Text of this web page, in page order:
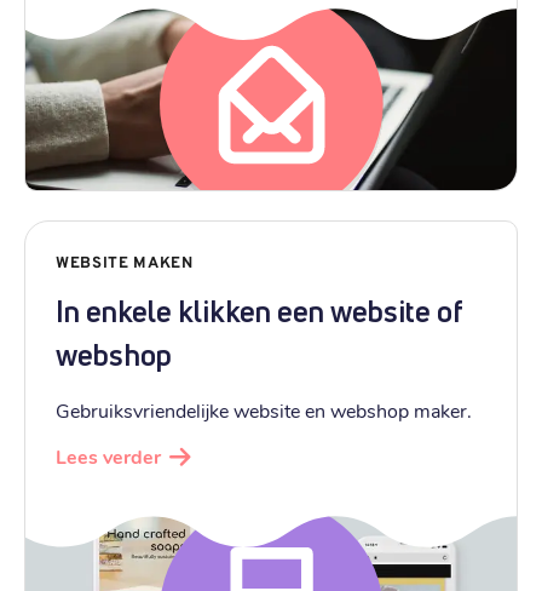
WEBSITE MAKEN
In enkele klikken een website of
webshop
Gebruiksvriendelijke website en webshop maker.
Lees verder